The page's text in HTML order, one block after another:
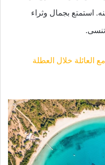
استمتع بجمال وثراء
العائلة خلال العطلة